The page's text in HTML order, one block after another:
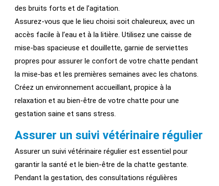
des bruits forts et de l’agitation.
Assurez-vous que le lieu choisi soit chaleureux, avec un
accès facile à l’eau et à la litière. Utilisez une caisse de
mise-bas spacieuse et douillette, garnie de serviettes
propres pour assurer le confort de votre chatte pendant
la mise-bas et les premières semaines avec les chatons.
Créez un environnement accueillant, propice à la
relaxation et au bien-être de votre chatte pour une
gestation saine et sans stress.
Assurer un suivi vétérinaire régulier
Assurer un suivi vétérinaire régulier est essentiel pour
garantir la santé et le bien-être de la chatte gestante.
Pendant la gestation, des consultations régulières